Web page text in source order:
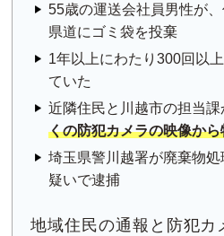
55歳の運送会社員男性が
県道にゴミ袋を投棄
1年以上にわたり300回以
ていた
近隣住民と川越市の担当
くの防犯カメラの映像から
埼玉県警川越署が廃棄物
疑いで逮捕
地域住民の通報と防犯カ